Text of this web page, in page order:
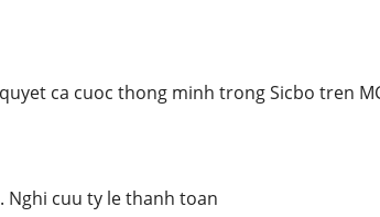
ca cuoc thong minh trong Sicbo tren
Nghi cuu ty le thanh toan